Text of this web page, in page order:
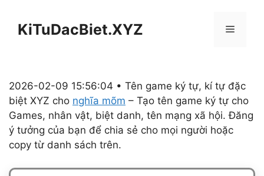
KiTuDacBiet.XYZ Menu
2026-02-09 15:56:04 • Tên game ký tự, kí tự đặc
biệt XYZ cho nghĩa mõm – Tạo tên game ký tự cho
Games, nhân vật, biệt danh, tên mạng xã hội. Đăng
ý tưởng của bạn để chia sẻ cho mọi người hoặc
copy từ danh sách trên.